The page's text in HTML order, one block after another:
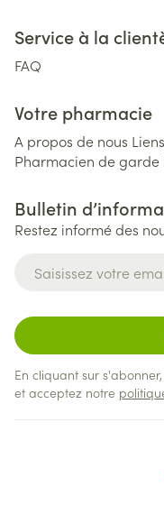
Service à la
FAQ
Votre pharmacie
A propos de nous
Pharmacien de garde
Bulletin
Restez informé des
En cliquant sur
et acceptez notre